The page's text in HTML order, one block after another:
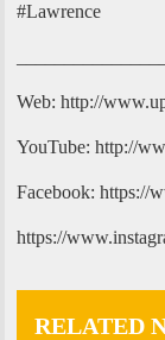
#Lawrence
Web: http://
YouTube: http://
Facebook: https://
https://
RELATED